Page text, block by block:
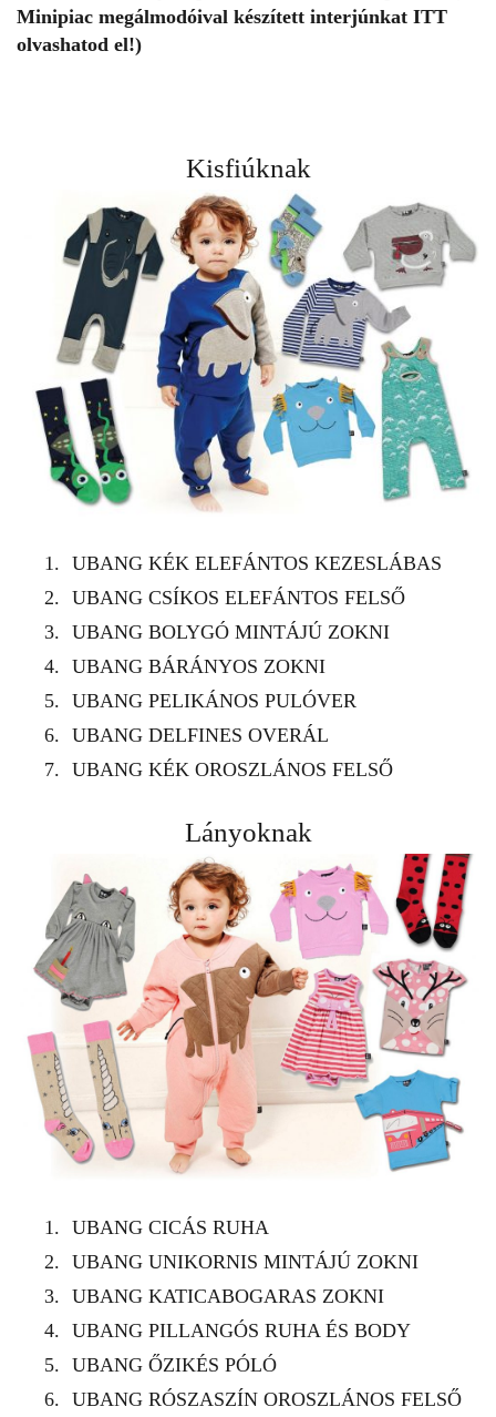
Minipiac megálmodóival készített interjúnkat ITT
olvashatod el!)
Kisfiúknak
UBANG KÉK ELEFÁNTOS KEZESLÁBAS
UBANG CSÍKOS ELEFÁNTOS FELSŐ
UBANG BOLYGÓ MINTÁJÚ ZOKNI
UBANG BÁRÁNYOS ZOKNI
UBANG PELIKÁNOS PULÓVER
UBANG DELFINES OVERÁL
UBANG KÉK OROSZLÁNOS FELSŐ
Lányoknak
UBANG CICÁS RUHA
UBANG UNIKORNIS MINTÁJÚ ZOKNI
UBANG KATICABOGARAS ZOKNI
UBANG PILLANGÓS RUHA ÉS BODY
UBANG ŐZIKÉS PÓLÓ
UBANG RÓSZASZÍN OROSZLÁNOS FELSŐ